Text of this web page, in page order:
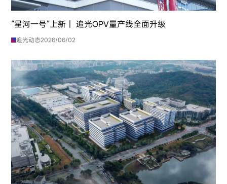
“星河一号”上新｜ 追光OPV量产线全面升级
追光动态2026/06/02